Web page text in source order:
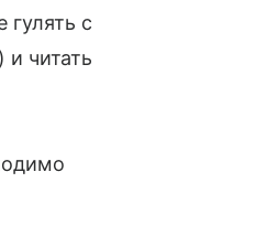
с
читать